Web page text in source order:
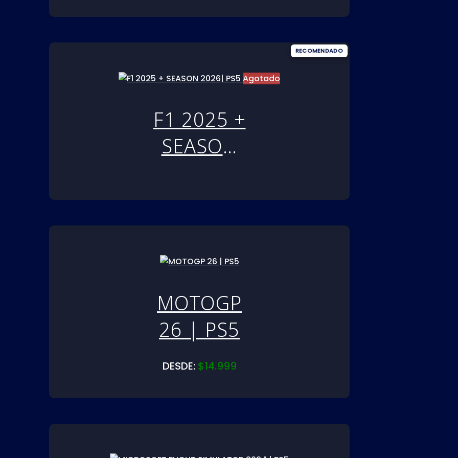
Agotado
F1 2025 +
SEASON
MOTOGP
26 | PS5
DESDE: $14.999